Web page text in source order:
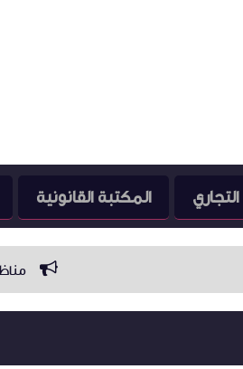
المكتبة القانونية
مناظرة المستاشرين